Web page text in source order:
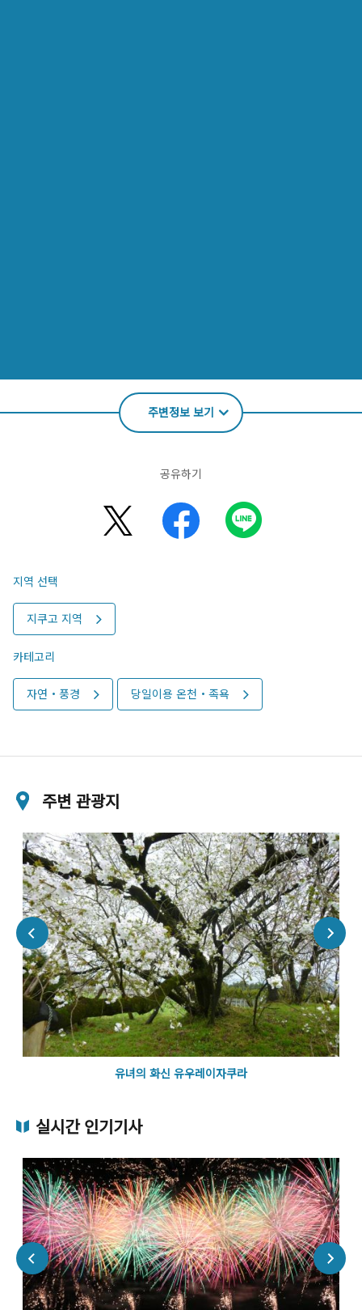
주변정보 보기
공유하기
지역 선택
지쿠고 지역
카테고리
자연・풍경 당일이용 온천・족욕
주변 관광지
유녀의 화신 유우레이자쿠라
실시간 인기기사